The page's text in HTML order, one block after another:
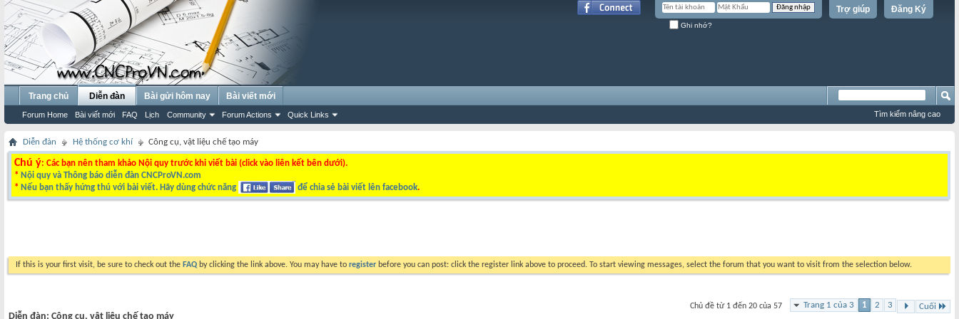
Đăng Ký
Trợ giúp
Ghi nhớ?
Trang chủ Diễn đàn
Forum Home Bài viết mới FAQ Lịch Community Forum Actions Quick Links
Bài gửi hôm nay Bài viết mới
Tìm kiếm nâng cao
Diễn đàn Hệ thống cơ khí Công cụ, vật liệu chế tạo máy
Chú ý: Các bạn nên tham khảo Nội quy trước khi viết bài (click vào liên kết bên dưới).
* Nội quy và Thông báo diễn đàn CNCProVN.com
* Nếu bạn thấy hứng thú với bài viết. Hãy dùng chức năng để chia sẻ bài viết lên facebook.
If this is your first visit, be sure to check out the FAQ by clicking the link above. You may have to register before you can post: click the register link above to proceed. To start viewing messages, select the forum that you want to visit from the selection below.
Trang 1 của 3 1 2 3 Cuối
Chủ đề từ 1 đến 20 của 57
Diễn đàn: Công cụ, vật liệu chế tạo máy